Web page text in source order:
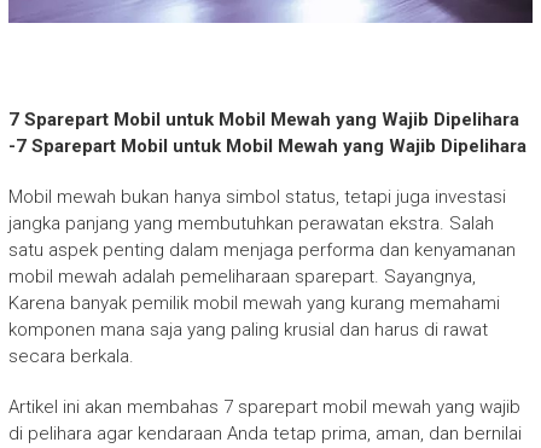
7 Sparepart Mobil untuk Mobil Mewah yang Wajib Dipelihara
-7 Sparepart Mobil untuk Mobil Mewah yang Wajib Dipelihara
Mobil mewah bukan hanya simbol status, tetapi juga investasi
jangka panjang yang membutuhkan perawatan ekstra. Salah
satu aspek penting dalam menjaga performa dan kenyamanan
mobil mewah adalah pemeliharaan sparepart. Sayangnya,
Karena banyak pemilik mobil mewah yang kurang memahami
komponen mana saja yang paling krusial dan harus di rawat
secara berkala.
Artikel ini akan membahas 7 sparepart mobil mewah yang wajib
di pelihara agar kendaraan Anda tetap prima, aman, dan bernilai